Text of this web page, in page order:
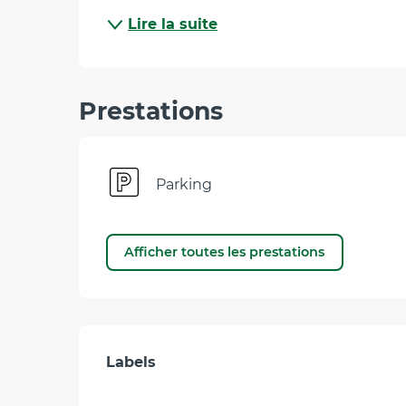
Lire la suite
Prestations
Parking
Afficher toutes les prestations
Offres de
Labels
Labels